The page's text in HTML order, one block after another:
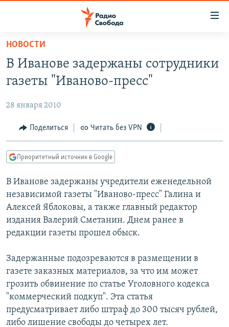
упрощенного
доступа
основному
Вернутся
главной
навигации
Вернутся
поиску
ПОДКАСТЫ
ЦИТАТЫ СВОБОДЫ
МНЕНИЯ
IDEL.РЕАЛИИ
КАВКАЗ.РЕАЛИИ
СЕВЕР.РЕАЛИИ
СИБИРЬ.РЕАЛИИ
РАСПИСАНИЕ ВЕЩАНИЯ
ПОДПИШИТЕСЬ НА РАССЫЛКУ
СОЦИАЛЬНЫЕ СЕТИ
НОВОСТИ
В Иванове задержаны сотрудники
газеты "Иваново-пресс"
28 января 2010
Поделиться Читать без VPN
Приоритетный источник в Google
В Иванове задержаны учредители еженедельной
независимой газеты "Иваново-пресс" Галина и
Алексей Яблоковы, а также главный редактор
издания Валерий Сметанин. Днем ранее в
редакции газеты прошел обыск.
Задержанные подозреваются в размещении в
газете заказных материалов, за что им может
грозить обвинение по статье Уголовного кодекса
"коммерческий подкуп". Эта статья
предусматривает либо штраф до 300 тысяч рублей,
либо лишение свободы до четырех лет.